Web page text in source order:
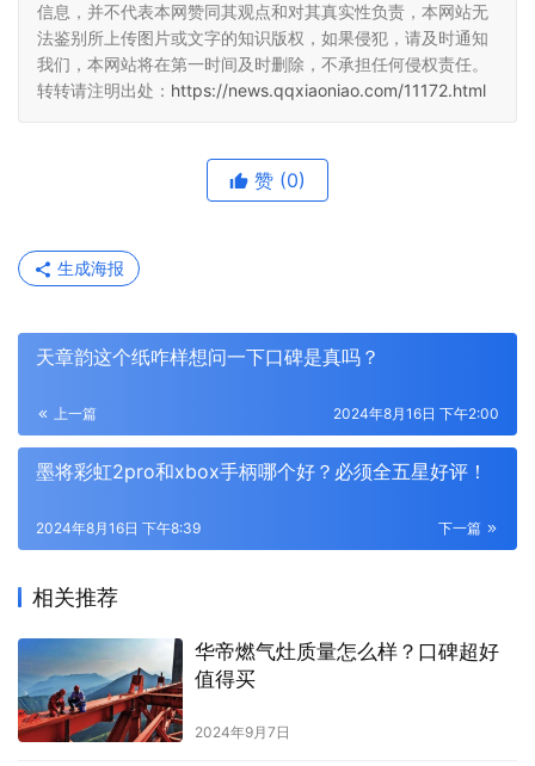
信息，并不代表本网赞同其观点和对其真实性负责，本网站无
法鉴别所上传图片或文字的知识版权，如果侵犯，请及时通知
我们，本网站将在第一时间及时删除，不承担任何侵权责任。
转转请注明出处： https://news.qqxiaoniao.com/11172.html
赞 (0)
生成海报
天章韵这个纸咋样想问一下口碑是真吗？
上一篇 2024年8月16日 下午2:00
墨将彩虹2pro和xbox手柄哪个好？必须全五星好评！
下一篇
2024年8月16日 下午8:39
相关推荐
华帝燃气灶质量怎么样？口碑超好
值得买
2024年9月7日